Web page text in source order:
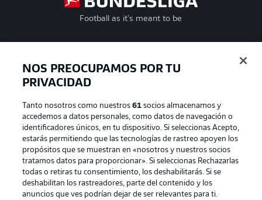
Football as it's meant to be
Official Partners
NOS PREOCUPAMOS POR TU
PRIVACIDAD
Tanto nosotros como nuestros61 socios almacenamos y
accedemos a datos personales, como datos de navegación o
identificadores únicos, en tu dispositivo. Si seleccionas Acepto,
estarás permitiendo que las tecnologías de rastreo apoyen los
propósitos que se muestran en «nosotros y nuestros socios
tratamos datos para proporcionar». Si seleccionas Rechazarlas
todas o retiras tu consentimiento, los deshabilitarás. Si se
deshabilitan los rastreadores, parte del contenido y los
anuncios que ves podrían dejar de ser relevantes para ti.